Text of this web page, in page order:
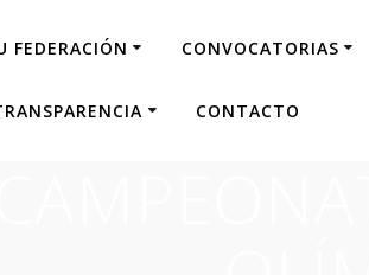
FEDERACIÓN CONVOCATORIAS
CONTACTO